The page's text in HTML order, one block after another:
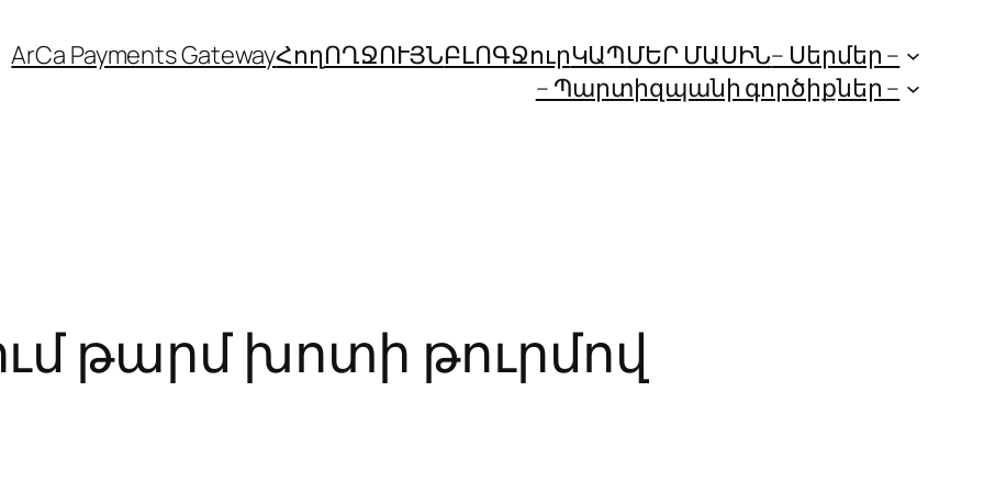
ArCa Payments GatewayՀողՈՂՋՈՒՅՆԲԼՈԳՋուրԿԱՊՄԵՐ ՄԱՍԻՆ– Սերմեր –
– Պարտիզպանի գործիքներ –
թարմ խոտի թուրմով